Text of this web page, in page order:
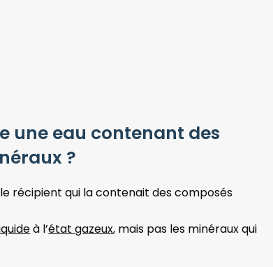
une eau contenant des
?
récipient qui la contenait des composés
à l’état gazeux, mais pas les minéraux qui